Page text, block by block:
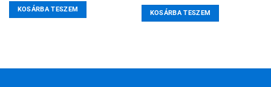
KOSÁRBA TESZEM KOSÁRBA TESZEM